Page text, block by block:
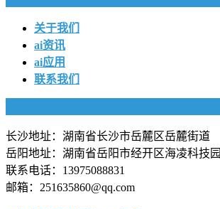
关于我们
ai资讯
ai应用
联系我们
长沙地址：湖南省长沙市岳麓区岳麓街道
岳阳地址：湖南省岳阳市经开区海凌科技园
联系电话：13975088831
邮箱：251635860@qq.com